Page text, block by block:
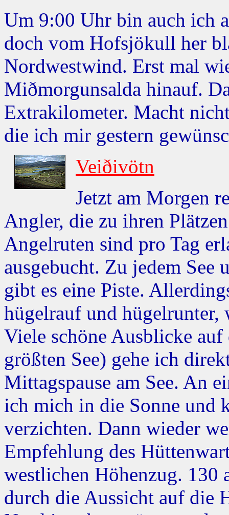
Um 9:00 Uhr bin auch ich
doch vom Hofsjökull her
Nordwestwind. Erst mal
Miðmorgunsalda hinauf.
Extrakilometer. Macht
die ich mir gestern
Veiðivötn
Jetzt am Morgen
Angler, die zu ihren
Angelruten sind pro Tag
ausgebucht. Zu jedem See
gibt es eine Piste.
hügelrauf und hügelrunter,
Viele schöne Ausblicke
größten See) gehe ich
Mittagspause am See. An
ich mich in die Sonne und
verzichten. Dann wieder
Empfehlung des
westlichen Höhenzug. 130
durch die Aussicht auf die